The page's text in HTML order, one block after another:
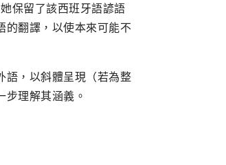
保留了該西班牙語諺語
的翻譯，以使本來可能不
語，以斜體呈現（若為整
理解其涵義。